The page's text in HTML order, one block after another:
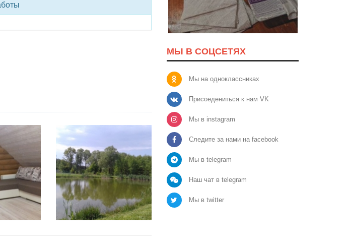
МЫ В СОЦСЕТЯХ
Мы на одноклассниках
Присоедениться к нам VK
Мы в instagram
Следите за нами на facebook
Мы в telegram
Наш чат в telegram
Мы в twitter